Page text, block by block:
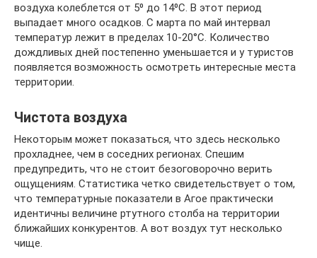
воздуха колеблется от 5⁰ до 14⁰С. В этот период
выпадает много осадков. С марта по май интервал
температур лежит в пределах 10-20°С. Количество
дождливых дней постепенно уменьшается и у туристов
появляется возможность осмотреть интересные места
территории.
Чистота воздуха
Некоторым может показаться, что здесь несколько
прохладнее, чем в соседних регионах. Спешим
предупредить, что не стоит безоговорочно верить
ощущениям. Статистика четко свидетельствует о том,
что температурные показатели в Агое практически
идентичны величине ртутного столба на территории
ближайших конкурентов. А вот воздух тут несколько
чище.